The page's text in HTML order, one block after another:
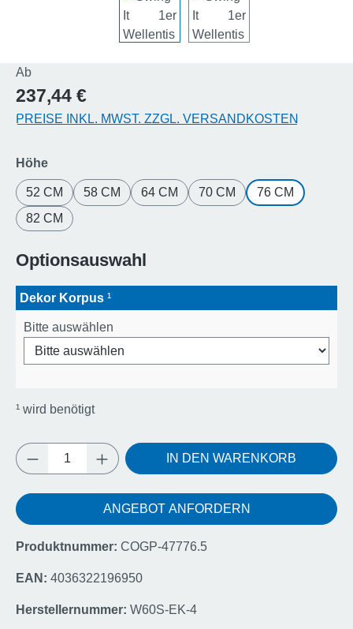
AbRegulärer Preis:
237,44 €
PREISE INKL. MWST. ZZGL. VERSANDKOSTEN
Höheauswählen
52 CM 58 CM 64 CM 70 CM
76 CM
82 CM
Optionsauswahl
Dekor Korpus ¹
Bitte auswählen
¹ wird benötigt
Produkt Anzahl: Gib den gewünschten
IN DEN WARENKORB
ANGEBOT ANFORDERN
Produktnummer: COGP-47776.5
EAN: 4036322196950
Herstellernummer: W60S-EK-4